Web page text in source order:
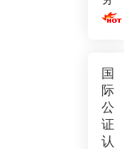
国
际
公
证
认